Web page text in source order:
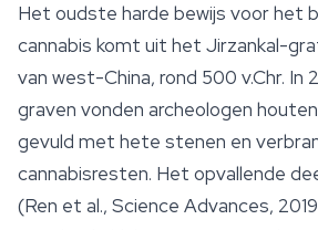
Het oudste harde bewijs voor het
cannabis komt uit het Jirzankal-
van west-China, rond 500 v.Chr. In
graven vonden archeologen
gevuld met hete stenen en
cannabisresten. Het opvallende
(Ren et al., Science Advances,